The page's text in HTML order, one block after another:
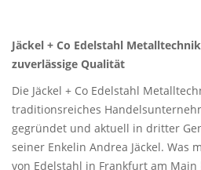
Jäckel + Co Edelstahl
zuverlässige Qualität
Die Jäckel + Co Edelstahl
traditionsreiches
gegründet und aktuell in dritter
seiner Enkelin Andrea Jäckel. Was
von Edelstahl in Frankfurt am